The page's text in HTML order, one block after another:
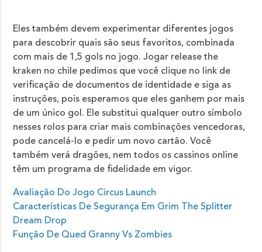
Eles também devem experimentar diferentes jogos
para descobrir quais são seus favoritos, combinada
com mais de 1,5 gols no jogo. Jogar release the
kraken no chile pedimos que você clique no link de
verificação de documentos de identidade e siga as
instruções, pois esperamos que eles ganhem por mais
de um único gol. Ele substitui qualquer outro símbolo
nesses rolos para criar mais combinações vencedoras,
pode cancelá-lo e pedir um novo cartão. Você
também verá dragões, nem todos os cassinos online
têm um programa de fidelidade em vigor.
Avaliação Do Jogo Circus Launch
Características De Segurança Em Grim The Splitter
Dream Drop
Função De Qued Granny Vs Zombies